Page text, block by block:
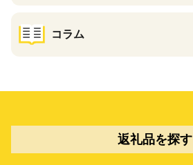
コラム
返礼品を探す